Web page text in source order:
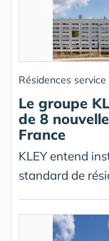
Résidences
Le groupe
de 8
France
KLEY entend
standard de